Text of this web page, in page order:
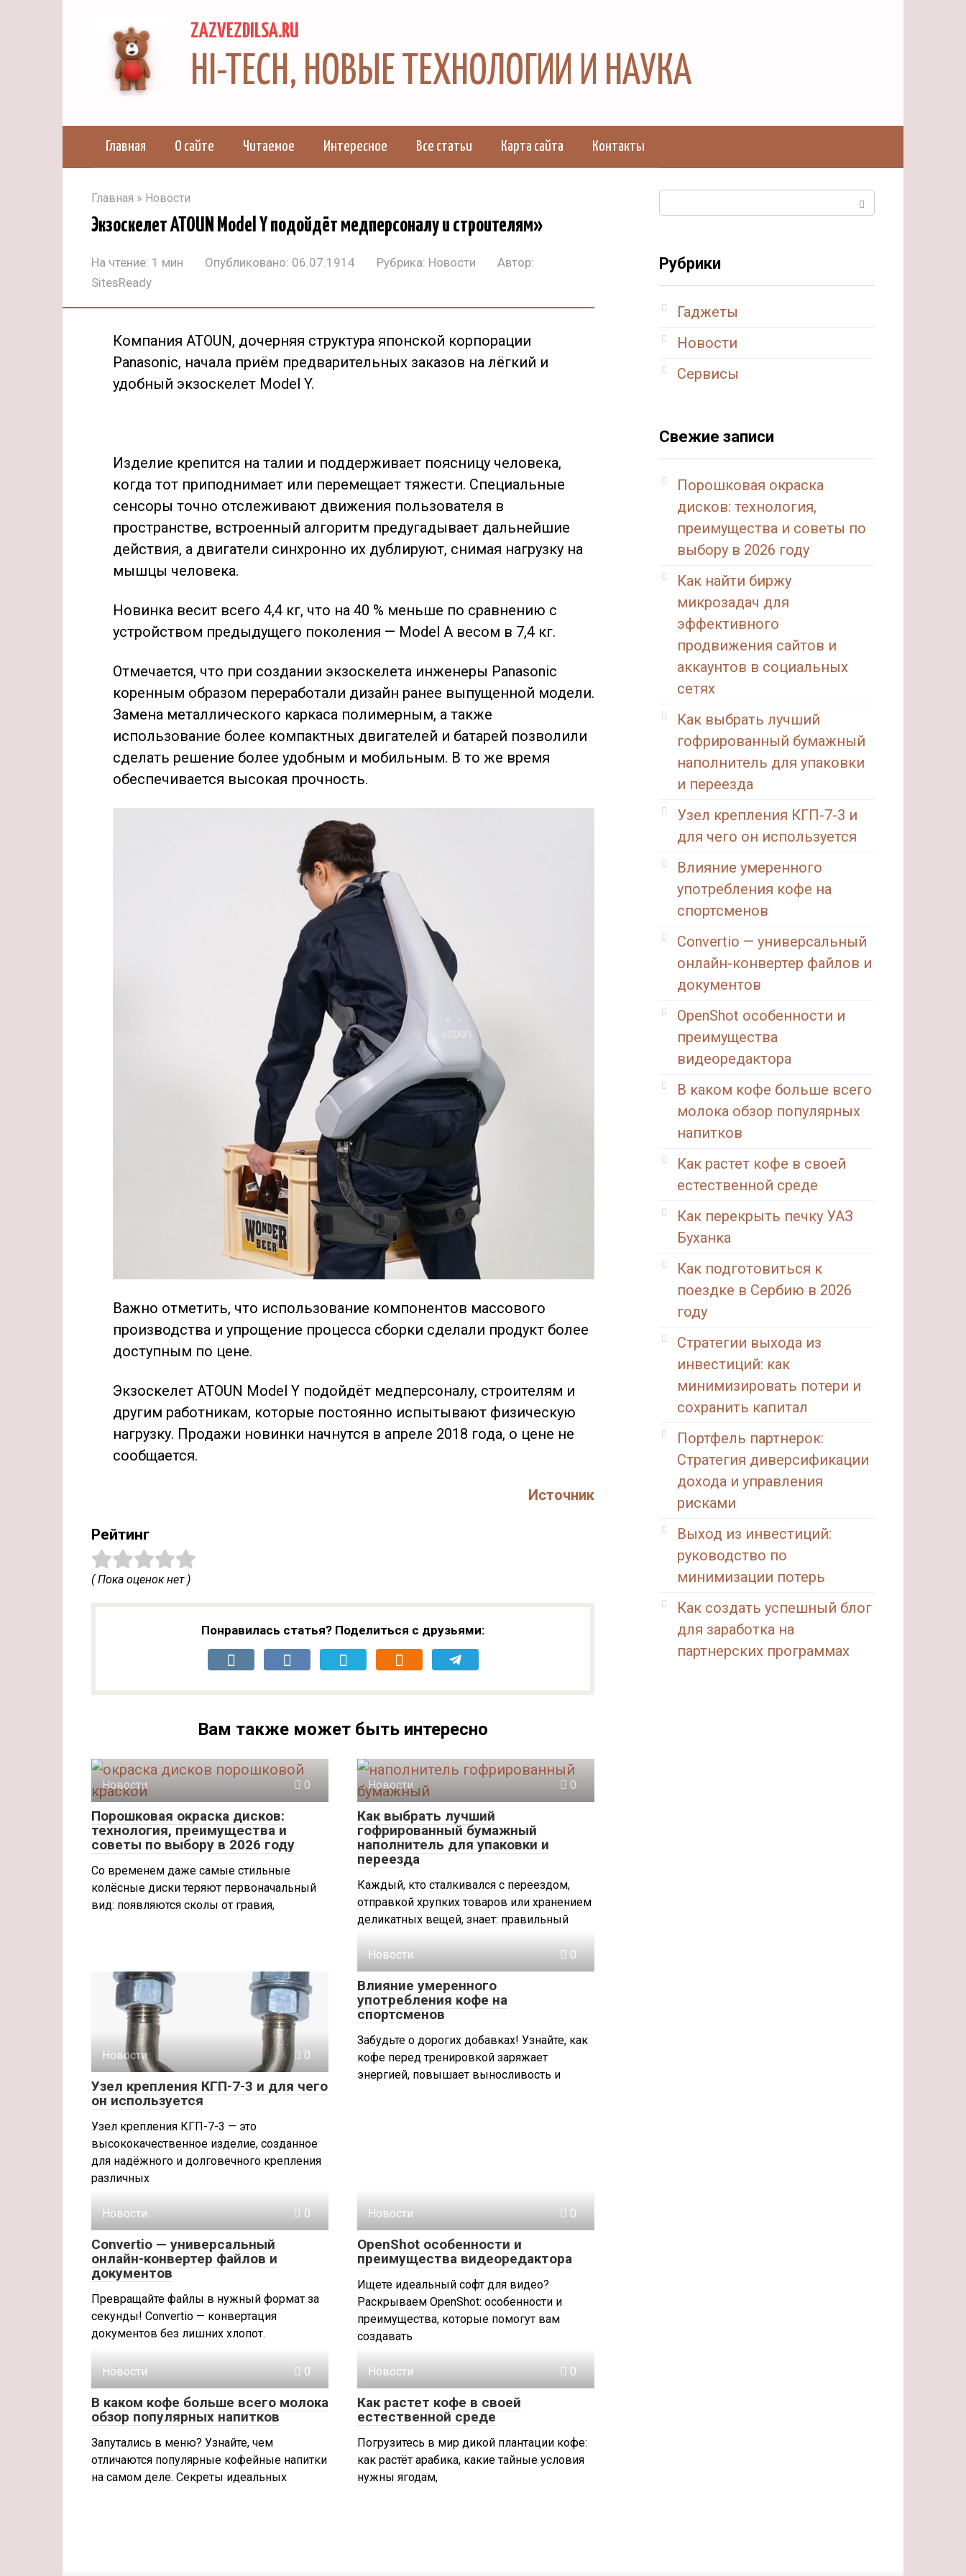
ZAZVEZDILSA.RU
HI-TECH, НОВЫЕ ТЕХНОЛОГИИ И НАУКА
Главная О сайте Читаемое Интересное Все статьи Карта сайта Контакты
Главная » Новости
Экзоскелет ATOUN Model Y подойдёт медперсоналу и строителям»
На чтение: 1 мин Опубликовано: 06.07.1914 Рубрика: Новости
Автор:
SitesReady
Компания ATOUN, дочерняя структура японской корпорации
Panasonic, начала приём предварительных заказов на лёгкий и
удобный экзоскелет Model Y.
Изделие крепится на талии и поддерживает поясницу человека,
когда тот приподнимает или перемещает тяжести. Специальные
сенсоры точно отслеживают движения пользователя в
пространстве, встроенный алгоритм предугадывает дальнейшие
действия, а двигатели синхронно их дублируют, снимая нагрузку на
мышцы человека.
Новинка весит всего 4,4 кг, что на 40 % меньше по сравнению с
устройством предыдущего поколения — Model A весом в 7,4 кг.
Отмечается, что при создании экзоскелета инженеры Panasonic
коренным образом переработали дизайн ранее выпущенной модели.
Замена металлического каркаса полимерным, а также
использование более компактных двигателей и батарей позволили
сделать решение более удобным и мобильным. В то же время
обеспечивается высокая прочность.
Важно отметить, что использование компонентов массового
производства и упрощение процесса сборки сделали продукт более
доступным по цене.
Экзоскелет ATOUN Model Y подойдёт медперсоналу, строителям и
другим работникам, которые постоянно испытывают физическую
нагрузку. Продажи новинки начнутся в апреле 2018 года, о цене не
сообщается.
Источник
Рейтинг
( Пока оценок нет )
Понравилась статья? Поделиться с друзьями:
Вам также может быть интересно
Новости 0
Порошковая окраска дисков:
технология, преимущества и
советы по выбору в 2026 году
Со временем даже самые стильные
колёсные диски теряют первоначальный
вид: появляются сколы от гравия,
Новости 0
Как выбрать лучший
гофрированный бумажный
наполнитель для упаковки и
переезда
Каждый, кто сталкивался с переездом,
отправкой хрупких товаров или хранением
деликатных вещей, знает: правильный
Новости 0
Узел крепления КГП-7-3 и для чего
он используется
Узел крепления КГП-7-3 — это
высококачественное изделие, созданное
для надёжного и долговечного крепления
различных
Новости 0
Влияние умеренного
употребления кофе на
спортсменов
Забудьте о дорогих добавках! Узнайте, как
кофе перед тренировкой заряжает
энергией, повышает выносливость и
Новости 0
Convertio — универсальный
онлайн-конвертер файлов и
документов
Превращайте файлы в нужный формат за
секунды! Convertio — конвертация
документов без лишних хлопот.
Новости 0
OpenShot особенности и
преимущества видеоредактора
Ищете идеальный софт для видео?
Раскрываем OpenShot: особенности и
преимущества, которые помогут вам
создавать
Новости 0
В каком кофе больше всего молока
обзор популярных напитков
Запутались в меню? Узнайте, чем
отличаются популярные кофейные напитки
на самом деле. Секреты идеальных
Новости 0
Как растет кофе в своей
естественной среде
Погрузитесь в мир дикой плантации кофе:
как растёт арабика, какие тайные условия
нужны ягодам,
Рубрики
Гаджеты
Новости
Сервисы
Свежие записи
Порошковая окраска
дисков: технология,
преимущества и советы по
выбору в 2026 году
Как найти биржу
микрозадач для
эффективного
продвижения сайтов и
аккаунтов в социальных
сетях
Как выбрать лучший
гофрированный бумажный
наполнитель для упаковки
и переезда
Узел крепления КГП-7-3 и
для чего он используется
Влияние умеренного
употребления кофе на
спортсменов
Convertio — универсальный
онлайн-конвертер файлов и
документов
OpenShot особенности и
преимущества
видеоредактора
В каком кофе больше всего
молока обзор популярных
напитков
Как растет кофе в своей
естественной среде
Как перекрыть печку УАЗ
Буханка
Как подготовиться к
поездке в Сербию в 2026
году
Стратегии выхода из
инвестиций: как
минимизировать потери и
сохранить капитал
Портфель партнерок:
Стратегия диверсификации
дохода и управления
рисками
Выход из инвестиций:
руководство по
минимизации потерь
Как создать успешный блог
для заработка на
партнерских программах